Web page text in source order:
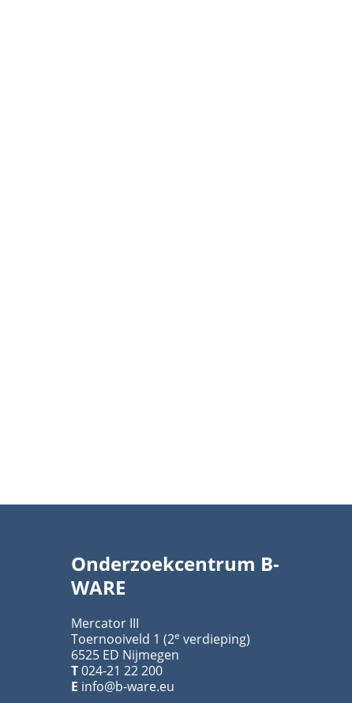
Onderzoekcentrum B-
WARE
Mercator III
Toernooiveld 1 (2e verdieping)
6525 ED Nijmegen
T024-21 22 200
E info@b-ware.eu